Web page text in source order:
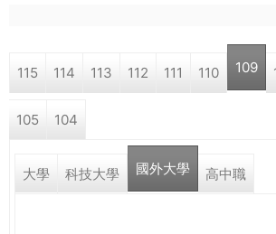
學a
r
e
115 114 113 112 111 110 109
105 104
大學 科技大學 國外大學 高中職